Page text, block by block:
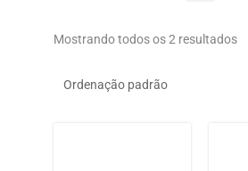
Mostrando todos os 2 resultados